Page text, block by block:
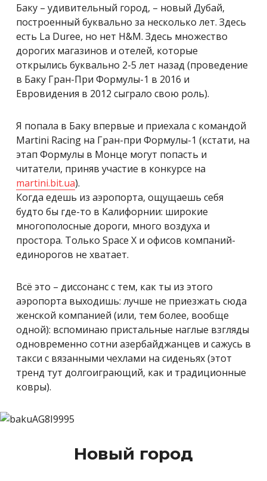
Баку – удивительный город, – новый Дубай,
построенный буквально за несколько лет. Здесь
есть La Duree, но нет H&M. Здесь множество
дорогих магазинов и отелей, которые
открылись буквально 2-5 лет назад (проведение
в Баку Гран-При Формулы-1 в 2016 и
Евровидения в 2012 сыграло свою роль).
Я попала в Баку впервые и приехала с командой
Martini Racing на Гран-при Формулы-1 (кстати, на
этап Формулы в Монце могут попасть и
читатели, приняв участие в конкурсе на
martini.bit.ua).
Когда едешь из аэропорта, ощущаешь себя
будто бы где-то в Калифорнии: широкие
многополосные дороги, много воздуха и
простора. Только Space X и офисов компаний-
единорогов не хватает.
Всё это – диссонанс с тем, как ты из этого
аэропорта выходишь: лучше не приезжать сюда
женской компанией (или, тем более, вообще
одной): вспоминаю пристальные наглые взгляды
одновременно сотни азербайджанцев и сажусь в
такси с вязанными чехлами на сиденьях (этот
тренд тут долгоиграющий, как и традиционные
ковры).
Новый город